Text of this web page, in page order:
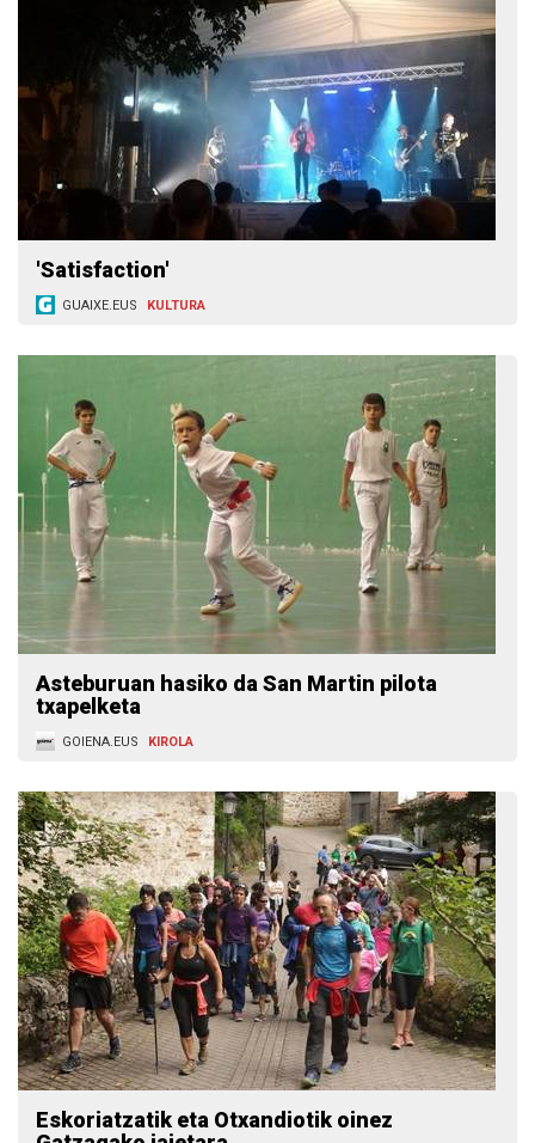
'Satisfaction'
GUAIXE.EUS KULTURA
Asteburuan hasiko da San Martin pilota
txapelketa
GOIENA.EUS KIROLA
Eskoriatzatik eta Otxandiotik oinez